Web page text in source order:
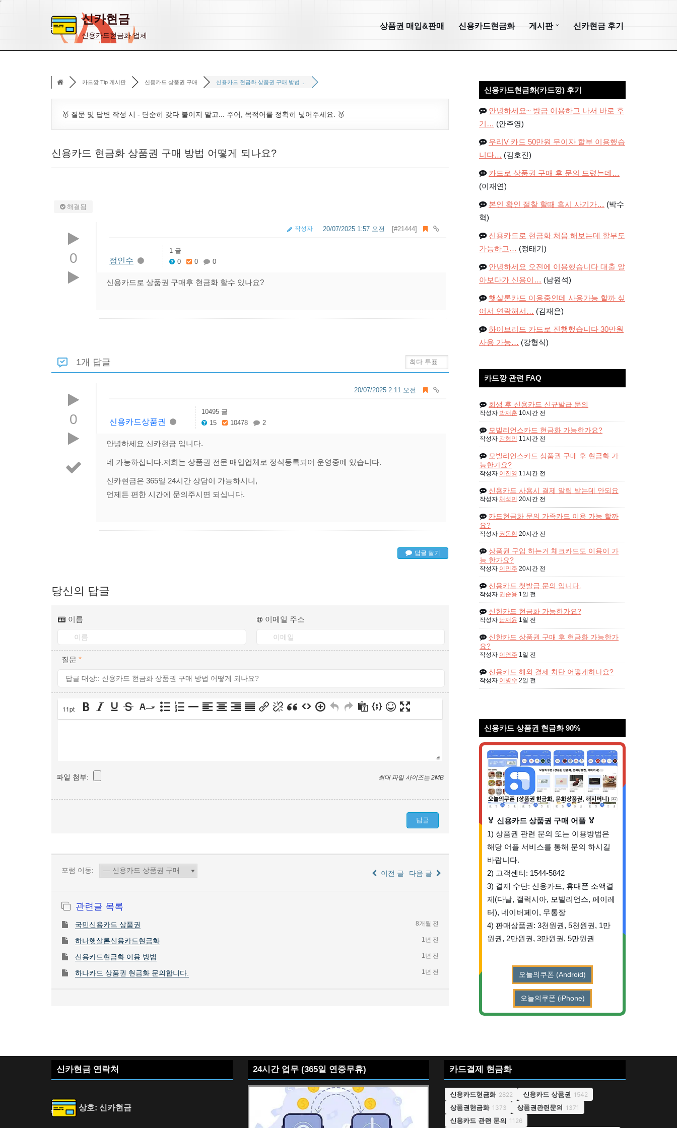
신카현금
신용카드현금화 업체
상품권 매입&판매 신용카드현금화 게시판 신카현금 후기
카드깡 Tip 게시판 신용카드 상품권 구매 신용카드 현금화 상품권 구매 방법 ...
🥇 질문 및 답변 작성 시 - 단순히 갖다 붙이지 말고... 주어, 목적어를 정확히 넣어주세요. 🥇
신용카드 현금화 상품권 구매 방법 어떻게 되나요?
해결됨
0
[#21444]
20/07/2025 1:57 오전
작성자
정인수
1 글
0
0 0
신용카드로 상품권 구매후 현금화 할수 있나요?
1개 답글
0
20/07/2025 2:11 오전
신용카드상품권
10495 글
15
10478 2
안녕하세요 신카현금 입니다.
네 가능하십니다.저희는 상품권 전문 매입업체로 정식등록되어 운영중에 있습니다.
신카현금은 365일 24시간 상담이 가능하시니,
언제든 편한 시간에 문의주시면 되십니다.
답글 달기
당신의 답글
이름 이메일 주소
질문 *
11pt
파일 첨부: 최대 파일 사이즈는 2MB
포럼 이동: 이전 글 다음 글
관련글 목록
국민신용카드 상품권 8개월 전
하나햇살론신용카드현금화 1년 전
신용카드현금화 이용 방법 1년 전
하나카드 상품권 현금화 문의합니다. 1년 전
신용카드현금화(카드깡) 후기
안녕하세요~ 방금 이용하고 나서 바로 후
기… (안주영)
우리V 카드 50만원 무이자 할부 이용했습
니다… (김호진)
카드로 상품권 구매 후 문의 드렸는데…
(이재연)
본인 확인 절찰 할때 혹시 사기가… (박수
혁)
신용카드로 현금화 처음 해보는데 할부도
가능하고… (정태기)
안녕하세요 오전에 이용했습니다 대출 알
아보다가 신용이… (남원석)
햇살론카드 이용중인데 사용가능 할까 싶
어서 연락해서… (김재은)
하이브리드 카드로 진행했습니다 30만원
사용 가능… (강형식)
카드깡 관련 FAQ
회생 후 신용카드 신규발급 문의
작성자 박재훈 10시간 전
모빌리언스카드 현금화 가능한가요?
작성자 강형민 11시간 전
모빌리언스카드 상품권 구매 후 현금화 가
능한가요?
작성자 이진영 11시간 전
신용카드 사용시 결제 알림 받는데 안되요
작성자 채석민 20시간 전
카드현금화 문의 가족카드 이용 가능 할까
요?
작성자 권동현 20시간 전
상품권 구입 하는거 체크카드도 이용이 가
능 한가요?
작성자 이민주 20시간 전
신용카드 첫발급 문의 입니다.
작성자 권순용 1일 전
신한카드 현금화 가능한가요?
작성자 남재윤 1일 전
신한카드 상품권 구매 후 현금화 가능한가
요?
작성자 이연주 1일 전
신용카드 해외 결제 차단 어떻게하나요?
작성자 이병수 2일 전
신용카드 상품권 현금화 90%
🏅 신용카드 상품권 구매 어플 🏅
1) 상품권 관련 문의 또는 이용방법은
해당 어플 서비스를 통해 문의 하시길
바랍니다.
2) 고객센터: 1544-5842
3) 결제 수단: 신용카드, 휴대폰 소액결
제(다날, 갤럭시아, 모빌리언스, 페이레
터), 네이버페이, 무통장
4) 판매상품권: 3천원권, 5천원권, 1만
원권, 2만원권, 3만원권, 5만원권
오늘의쿠폰 (Android)
오늘의쿠폰 (iPhone)
신카현금 연락처
상호: 신카현금
24시간 업무 (365일 연중무휴) 카드결제 현금화
신용카드현금화 2822 신용카드 상품권 1542
상품권현금화 1373 상품권관련문의 1371
신용카드 관련 문의 1126